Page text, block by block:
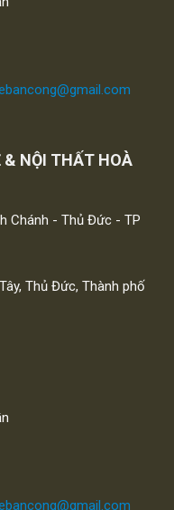
& NỘI THẤT HOÀ
Chánh - Thủ Đức - TP
Thủ Đức, Thành phố